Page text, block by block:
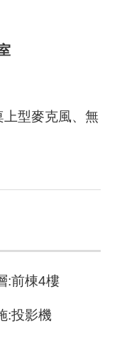
型麥克風、無
:前棟4樓
:投影機